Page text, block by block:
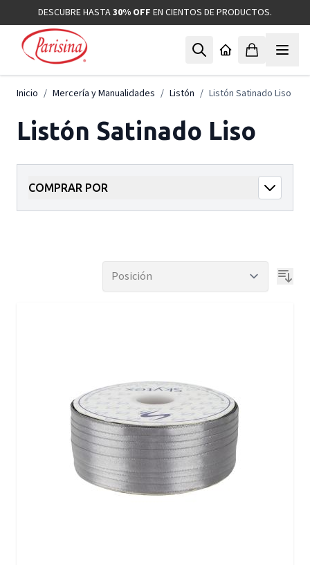
Ir al contenidoDESCUBRE HASTA30% OFF EN CIENTOS DE PRODUCTOS.
Inicio / Mercería y Manualidades / Listón / Listón Satinado Liso
Listón Satinado Liso
COMPRAR POR